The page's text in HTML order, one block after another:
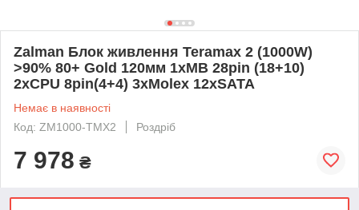
Zalman Блок живлення Teramax 2 (1000W)
>90% 80+ Gold 120мм 1xMB 28pin (18+10)
2xCPU 8pin(4+4) 3xMolex 12xSATA
Немає в наявності
Код: ZM1000-TMX2
Роздріб
7 978 ₴